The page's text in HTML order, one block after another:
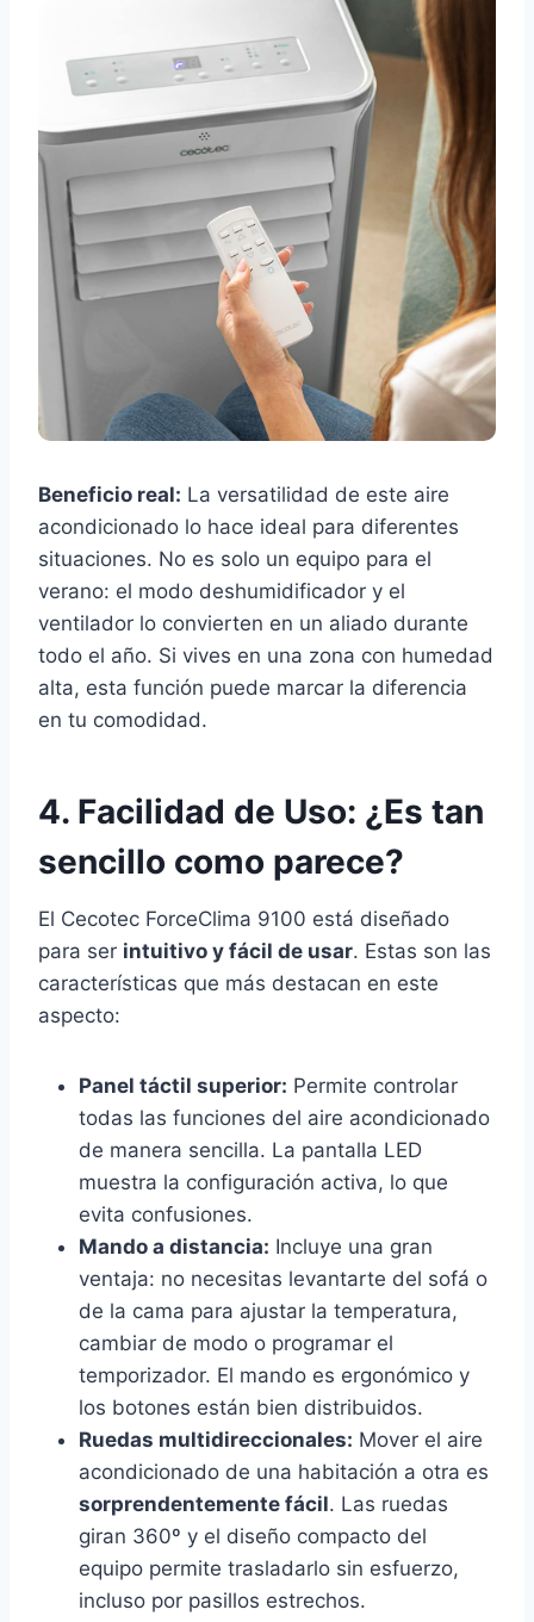
Beneficio real: La versatilidad de este aire
acondicionado lo hace ideal para diferentes
situaciones. No es solo un equipo para el
verano: el modo deshumidificador y el
ventilador lo convierten en un aliado durante
todo el año. Si vives en una zona con humedad
alta, esta función puede marcar la diferencia
en tu comodidad.
4. Facilidad de Uso: ¿Es tan
sencillo como parece?
El Cecotec ForceClima 9100 está diseñado
para ser intuitivo y fácil de usar. Estas son las
características que más destacan en este
aspecto:
Panel táctil superior: Permite controlar
todas las funciones del aire acondicionado
de manera sencilla. La pantalla LED
muestra la configuración activa, lo que
evita confusiones.
Mando a distancia: Incluye una gran
ventaja: no necesitas levantarte del sofá o
de la cama para ajustar la temperatura,
cambiar de modo o programar el
temporizador. El mando es ergonómico y
los botones están bien distribuidos.
Ruedas multidireccionales: Mover el aire
acondicionado de una habitación a otra es
sorprendentemente fácil. Las ruedas
giran 360º y el diseño compacto del
equipo permite trasladarlo sin esfuerzo,
incluso por pasillos estrechos.